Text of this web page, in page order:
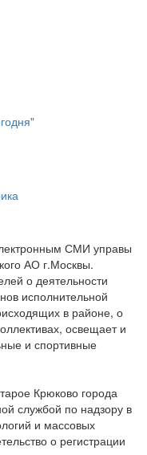
СМИ управы
АО г.Москвы.
о деятельности
исполнительной
в районе, о
освещает и
и спортивные
Крюково города
службой по надзору в
и массовых
о регистрации